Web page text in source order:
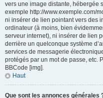
vers une image distante, hébergée
exemple http://www.exemple.com/
ni insérer de lien pointant vers des
ordinateur (à moins, bien
serveur internet), ni insérer de lien
derrière un quelconque système
services de messagerie
protégés par un mot de passe, etc.
BBCode [img].
Haut
Que sont les annonces générales